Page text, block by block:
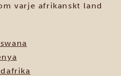
varje afrikanskt land